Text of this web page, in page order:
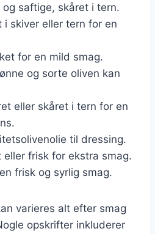
og saftige, skåret i tern.
i skiver eller tern for en
for en mild smag.
og sorte oliven kan
eller skåret i tern for en
til dressing.
eller frisk for ekstra smag.
frisk og syrlig smag.
varieres alt efter smag
opskrifter inkluderer